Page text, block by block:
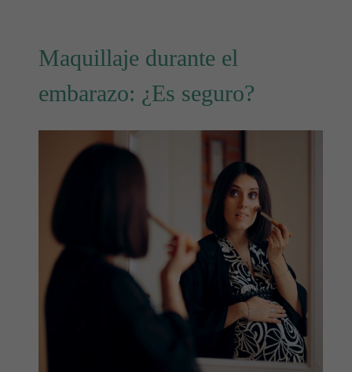
Maquillaje durante el
embarazo: ¿Es seguro?